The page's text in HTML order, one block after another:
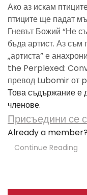
Ако аз искам
птиците ще падат
Гневът Божий “Не
бъда артист. Аз съм
„артиста” е
the Perplexed:
превод Lubomir от
Това съдържание е
членове.
Присъедини се
Already a member?
Continue Reading